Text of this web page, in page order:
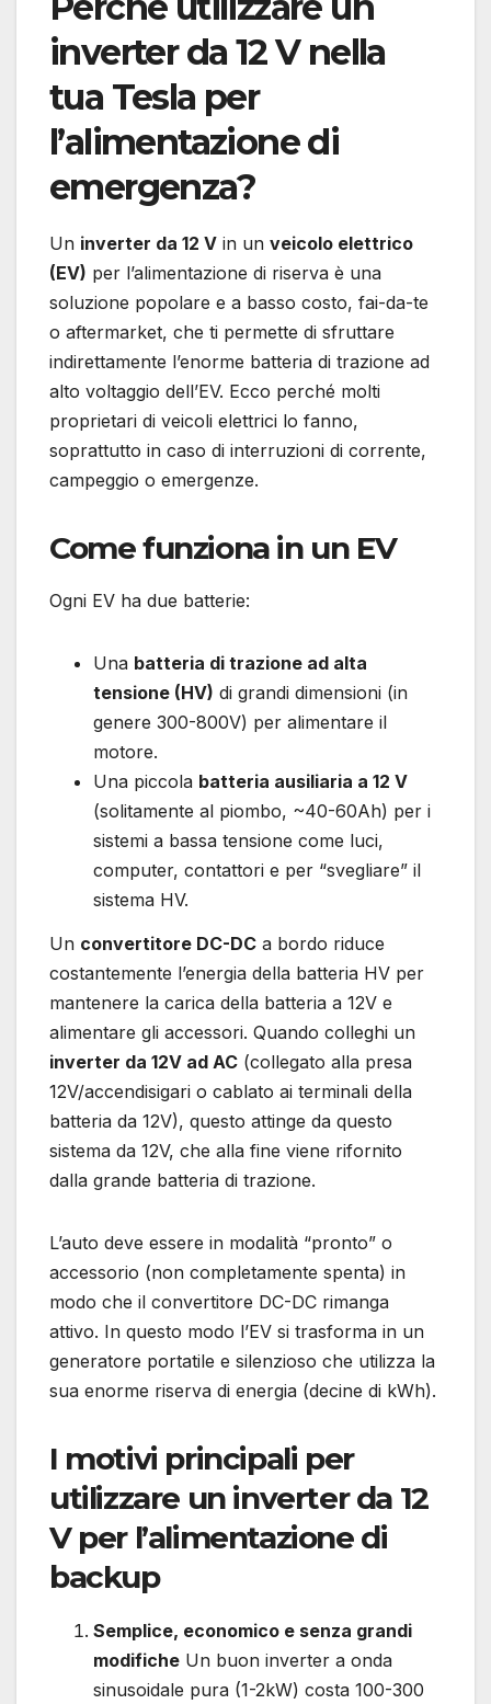
inverter da 12 V nella
tua Tesla per
l’alimentazione di
emergenza?
Un inverter da 12 V in un veicolo elettrico
(EV) per l’alimentazione di riserva è una
soluzione popolare e a basso costo, fai-da-te
o aftermarket, che ti permette di sfruttare
indirettamente l’enorme batteria di trazione ad
alto voltaggio dell’EV. Ecco perché molti
proprietari di veicoli elettrici lo fanno,
soprattutto in caso di interruzioni di corrente,
campeggio o emergenze.
Come funziona in un EV
Ogni EV ha due batterie:
Una batteria di trazione ad alta
tensione (HV) di grandi dimensioni (in
genere 300-800V) per alimentare il
motore.
Una piccola batteria ausiliaria a 12 V
(solitamente al piombo, ~40-60Ah) per i
sistemi a bassa tensione come luci,
computer, contattori e per “svegliare” il
sistema HV.
Un convertitore DC-DC a bordo riduce
costantemente l’energia della batteria HV per
mantenere la carica della batteria a 12V e
alimentare gli accessori. Quando colleghi un
inverter da 12V ad AC (collegato alla presa
12V/accendisigari o cablato ai terminali della
batteria da 12V), questo attinge da questo
sistema da 12V, che alla fine viene rifornito
dalla grande batteria di trazione.
L’auto deve essere in modalità “pronto” o
accessorio (non completamente spenta) in
modo che il convertitore DC-DC rimanga
attivo. In questo modo l’EV si trasforma in un
generatore portatile e silenzioso che utilizza la
sua enorme riserva di energia (decine di kWh).
I motivi principali per
utilizzare un inverter da 12
V per l’alimentazione di
backup
Semplice, economico e senza grandi
modifiche Un buon inverter a onda
sinusoidale pura (1-2kW) costa 100-300